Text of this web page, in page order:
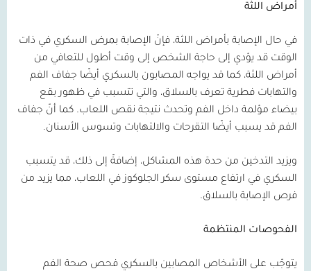
أمراض اللثة
في حال الإصابة بأمراض اللثة، فإنّ الإصابة بمرض السكري في ذات
الوقت قد يؤدي إلى حاجة الشخص إلى وقت أطول للتعافي من
أمراض اللثة، كما قد يواجه المصابون بالسكري أيضًا جفاف الفم
والتهابات فطرية تعرف بالسلاق، والتي تتسبب في ظهور بقع
بيضاء مؤلمة داخل الفم وتحدث نتيجة نقص اللعاب. كما أنّ جفاف
الفم قد يسبب أيضًا التقرحات والالتهابات وتسوس الأسنان.
ويزيد التدخين من حدة هذه المشاكل، إضافةً إلى ذلك، قد يتسبب
السكري في ارتفاع مستوى سكر الجلوكوز في اللعاب، مما يزيد من
فرص الإصابة بالسلاق.
الفحوصات المنتظمة
يتوجّب على الأشخاص المصابين بالسكري فحص صحة الفم